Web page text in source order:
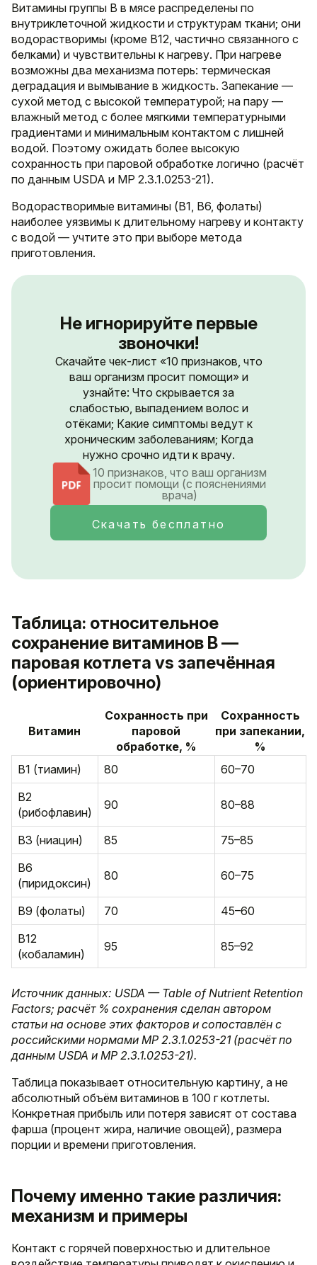
Витамины группы B в мясе распределены по
внутриклеточной жидкости и структурам ткани; они
водорастворимы (кроме B12, частично связанного с
белками) и чувствительны к нагреву. При нагреве
возможны два механизма потерь: термическая
деградация и вымывание в жидкость. Запекание —
сухой метод с высокой температурой; на пару —
влажный метод с более мягкими температурными
градиентами и минимальным контактом с лишней
водой. Поэтому ожидать более высокую
сохранность при паровой обработке логично (расчёт
по данным USDA и МР 2.3.1.0253-21).
Водорастворимые витамины (B1, B6, фолаты)
наиболее уязвимы к длительному нагреву и контакту
с водой — учтите это при выборе метода
приготовления.
Не игнорируйте первые
звоночки!
Скачайте чек-лист «10 признаков, что
ваш организм просит помощи» и
узнайте: Что скрывается за
слабостью, выпадением волос и
отёками; Какие симптомы ведут к
хроническим заболеваниям; Когда
нужно срочно идти к врачу.
10 признаков, что ваш организм
просит помощи (с пояснениями
врача)
Скачать бесплатно
Таблица: относительное
сохранение витаминов B —
паровая котлета vs запечённая
(ориентировочно)
Витамин
Сохранность при
паровой
обработке, %
Сохранность
при запекании,
%
В1 (тиамин)
80
60–70
В2
(рибофлавин)
90 80–88
В3 (ниацин) 85
75–85
В6
(пиридоксин)
80 60–75
В9 (фолаты) 70
45–60
В12
(кобаламин)
95 85–92
Источник данных: USDA — Table of Nutrient Retention
Factors; расчёт % сохранения сделан автором
статьи на основе этих факторов и сопоставлён с
российскими нормами МР 2.3.1.0253-21 (расчёт по
данным USDA и МР 2.3.1.0253-21).
Таблица показывает относительную картину, а не
абсолютный объём витаминов в 100 г котлеты.
Конкретная прибыль или потеря зависят от состава
фарша (процент жира, наличие овощей), размера
порции и времени приготовления.
Почему именно такие различия:
механизм и примеры
Контакт с горячей поверхностью и длительное